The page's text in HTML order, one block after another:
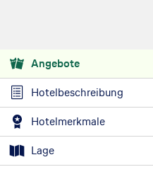
Angebote
Hotelbeschreibung
Hotelmerkmale
Lage